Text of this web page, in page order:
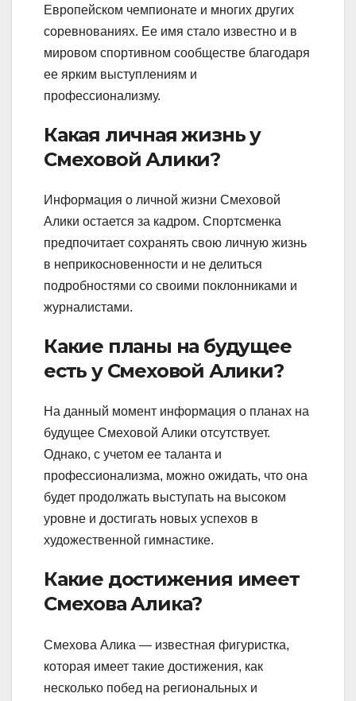
Европейском чемпионате и многих других
соревнованиях. Ее имя стало известно и в
мировом спортивном сообществе благодаря
ее ярким выступлениям и
профессионализму.
Какая личная жизнь у
Смеховой Алики?
Информация о личной жизни Смеховой
Алики остается за кадром. Спортсменка
предпочитает сохранять свою личную жизнь
в неприкосновенности и не делиться
подробностями со своими поклонниками и
журналистами.
Какие планы на будущее
есть у Смеховой Алики?
На данный момент информация о планах на
будущее Смеховой Алики отсутствует.
Однако, с учетом ее таланта и
профессионализма, можно ожидать, что она
будет продолжать выступать на высоком
уровне и достигать новых успехов в
художественной гимнастике.
Какие достижения имеет
Смехова Алика?
Смехова Алика — известная фигуристка,
которая имеет такие достижения, как
несколько побед на региональных и